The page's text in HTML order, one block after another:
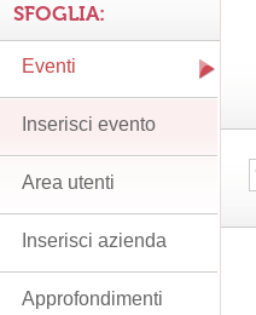
SFOGLIA:
Eventi
Inserisci evento
Area utenti
Inserisci azienda
Approfondimenti